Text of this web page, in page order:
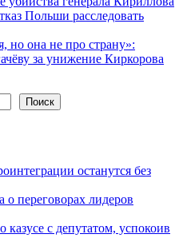
Польши расследовать
но она не про страну»:
за унижение Киркорова
Поиск
останутся без
о переговорах лидеров
казусе с депутатом, успокоив